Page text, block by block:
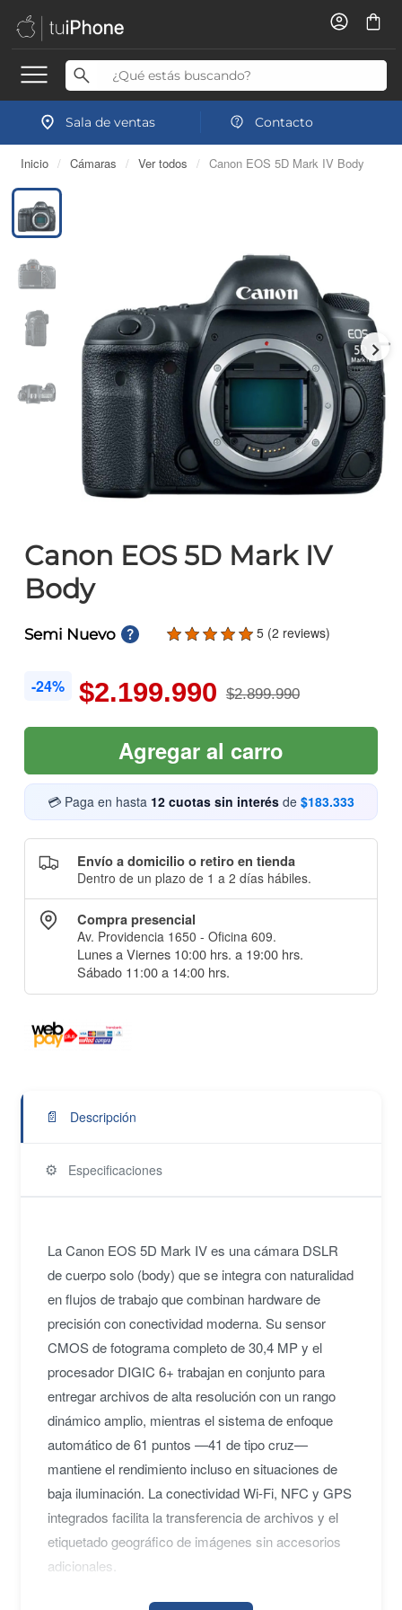
Sala de ventas Contacto
Inicio / Cámaras / Ver todos / Canon EOS 5D Mark IV Body
Canon EOS 5D Mark IV
Body
Semi Nuevo 5 (2 reviews)
-24% $2.199.990 $2.899.990
Agregar al carro
💳 Paga en hasta 12 cuotas sin interés de $183.333
Envío a domicilio o retiro en tienda
Dentro de un plazo de 1 a 2 días hábiles.
Compra presencial
Av. Providencia 1650 - Oficina 609.
Lunes a Viernes 10:00 hrs. a 19:00 hrs.
Sábado 11:00 a 14:00 hrs.
📄 Descripción
⚙️ Especificaciones
La Canon EOS 5D Mark IV es una cámara DSLR
de cuerpo solo (body) que se integra con naturalidad
en flujos de trabajo que combinan hardware de
precisión con conectividad moderna. Su sensor
CMOS de fotograma completo de 30,4 MP y el
procesador DIGIC 6+ trabajan en conjunto para
entregar archivos de alta resolución con un rango
dinámico amplio, mientras el sistema de enfoque
automático de 61 puntos —41 de tipo cruz—
mantiene el rendimiento incluso en situaciones de
baja iluminación. La conectividad Wi-Fi, NFC y GPS
integrados facilita la transferencia de archivos y el
etiquetado geográfico de imágenes sin accesorios
adicionales.